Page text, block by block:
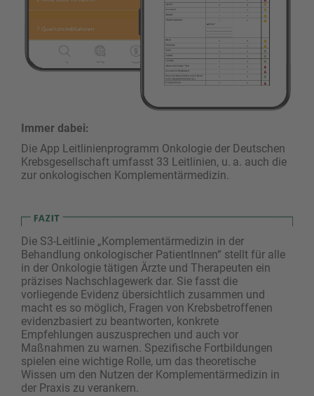
Immer dabei:
Die App Leitlinien­programm Onkologie der Deutschen
Krebs­gesellschaft umfasst 33 Leitlinien, u. a. auch die
zur onkologischen Komplementärmedizin.
Die S3-Leitlinie „Komplementärmedizin in der
Behandlung onkologischer PatientInnen“ stellt für alle
in der Onkologie tätigen Ärzte und Therapeuten ein
präzises Nachschlagewerk dar. Sie fasst die
vorliegende Evidenz übersichtlich zusammen und
macht es so möglich, Fragen von Krebsbetroffenen
evidenzbasiert zu beantworten, konkrete
Empfehlungen auszusprechen und auch vor
Maßnahmen zu warnen. Spezifische Fortbildungen
spielen eine wichtige Rolle, um das theoretische
Wissen um den Nutzen der Komplementärmedizin in
der Praxis zu verankern.